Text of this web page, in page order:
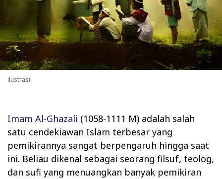
ilustrasi
Imam Al-Ghazali (1058-1111 M) adalah salah
satu cendekiawan Islam terbesar yang
pemikirannya sangat berpengaruh hingga saat
ini. Beliau dikenal sebagai seorang filsuf, teolog,
dan sufi yang menuangkan banyak pemikiran